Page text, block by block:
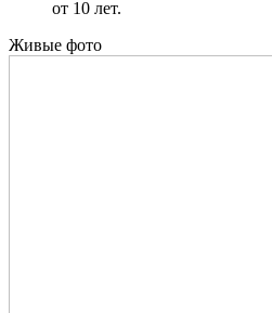
от 10 лет.
Живые фото